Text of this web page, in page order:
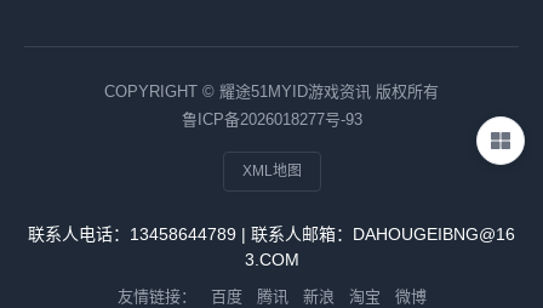
COPYRIGHT © 耀途51MYID游戏资讯 版权所有
鲁ICP备2026018277号-93
XML地图
联系人电话：13458644789 | 联系人邮箱：DAHOUGEIBNG@16
3.COM
友情链接： 百度 腾讯 新浪 淘宝 微博